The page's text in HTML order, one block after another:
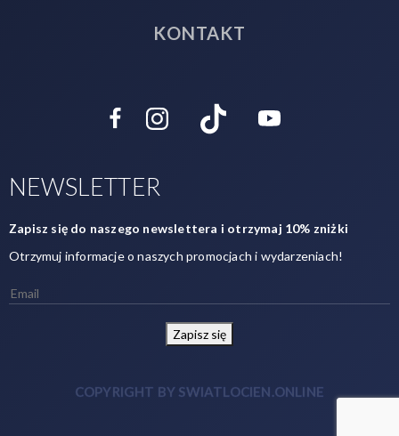
KONTAKT
NEWSLETTER
Zapisz się do naszego newslettera i otrzymaj 10% zniżki
Otrzymuj informacje o naszych promocjach i wydarzeniach!
Zapisz się
COPYRIGHT BY SWIATLOCIEN.ONLINE